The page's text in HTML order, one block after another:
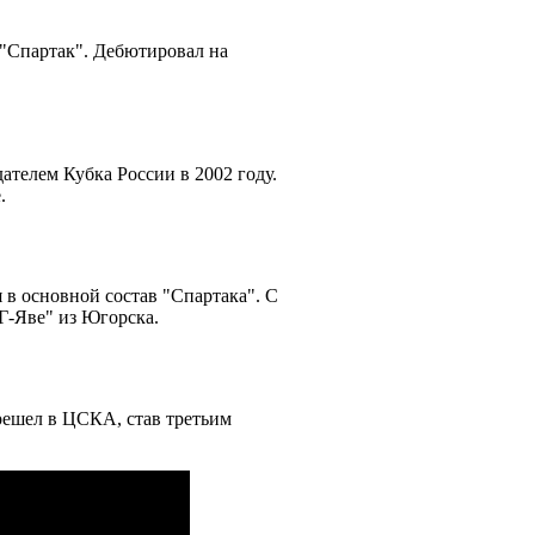
Дебютировал на
Кубка России в 2002 году.
основной состав "Спартака". С
Яве" из Югорска.
в ЦСКА, став третьим